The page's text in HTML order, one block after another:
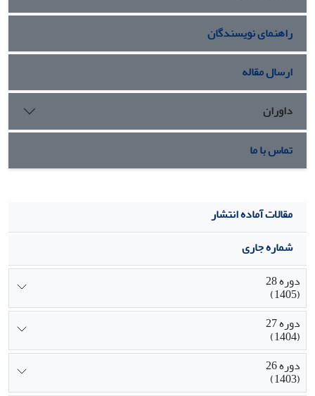
راهنمای نویسندگان
ارسال مقاله
داوران
تماس با ما
مقالات آماده انتشار
شماره جاری
دوره 28
(1405)
دوره 27
(1404)
دوره 26
(1403)